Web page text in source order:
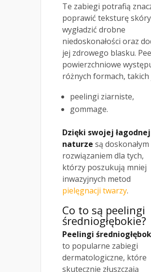
Te zabiegi potrafią
poprawić teksturę
wygładzić drobne
niedoskonałości oraz
jej zdrowego blasku.
powierzchniowe
różnych formach, takich
peelingi ziarniste,
gommage.
Dzięki swojej łagodnej
naturze są doskonałym
rozwiązaniem dla tych,
którzy poszukują mniej
inwazyjnych metod
pielęgnacji twarzy.
Co to są peelingi
średniogłębokie?
Peelingi
to popularne zabiegi
dermatologiczne, które
skutecznie złuszczają